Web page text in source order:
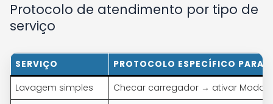
Protocolo de atendimento por tipo de
serviço
SERVIÇO PROTOCOLO ESPECÍFICO PARA
Lavagem simples
Checar carregador → ativar Modo